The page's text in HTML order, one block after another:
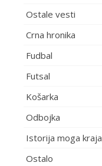
Ostale vesti
Crna hronika
Fudbal
Futsal
Košarka
Odbojka
Istorija moga kraja
Ostalo